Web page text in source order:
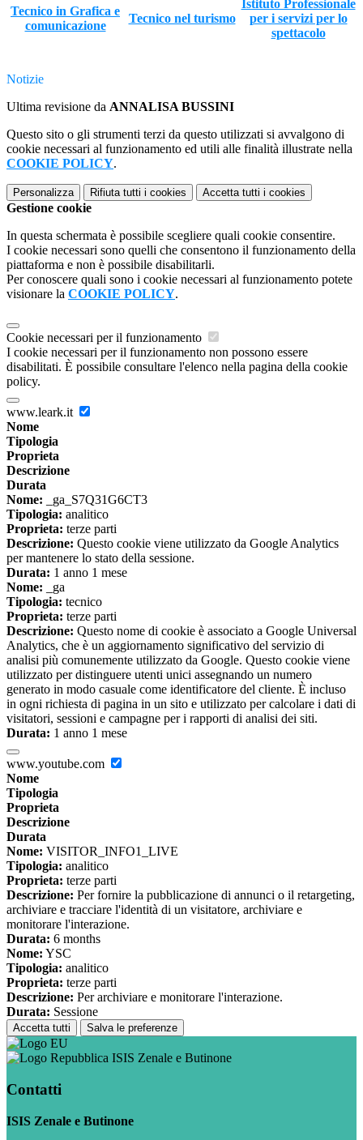
Tecnico in Grafica e
comunicazione
Tecnico nel turismo
Istituto Professionale
per i servizi per lo
spettacolo
Notizie
Ultima revisione da ANNALISA BUSSINI
Questo sito o gli strumenti terzi da questo utilizzati si avvalgono di
cookie necessari al funzionamento ed utili alle finalità illustrate nella
COOKIE POLICY.
Personalizza Rifiuta tutti i cookies Accetta tutti i cookies
Gestione cookie
In questa schermata è possibile scegliere quali cookie consentire.
I cookie necessari sono quelli che consentono il funzionamento della
piattaforma e non è possibile disabilitarli.
Per conoscere quali sono i cookie necessari al funzionamento potete
visionare la COOKIE POLICY.
Cookie necessari per il funzionamento
I cookie necessari per il funzionamento non possono essere
disabilitati. È possibile consultare l'elenco nella pagina della cookie
policy.
www.leark.it
Nome
Tipologia
Proprieta
Descrizione
Durata
Nome: _ga_S7Q31G6CT3
Tipologia: analitico
Proprieta: terze parti
Descrizione: Questo cookie viene utilizzato da Google Analytics
per mantenere lo stato della sessione.
Durata: 1 anno 1 mese
Nome: _ga
Tipologia: tecnico
Proprieta: terze parti
Descrizione: Questo nome di cookie è associato a Google Universal
Analytics, che è un aggiornamento significativo del servizio di
analisi più comunemente utilizzato da Google. Questo cookie viene
utilizzato per distinguere utenti unici assegnando un numero
generato in modo casuale come identificatore del cliente. È incluso
in ogni richiesta di pagina in un sito e utilizzato per calcolare i dati di
visitatori, sessioni e campagne per i rapporti di analisi dei siti.
Durata: 1 anno 1 mese
www.youtube.com
Nome
Tipologia
Proprieta
Descrizione
Durata
Nome: VISITOR_INFO1_LIVE
Tipologia: analitico
Proprieta: terze parti
Descrizione: Per fornire la pubblicazione di annunci o il retargeting,
archiviare e tracciare l'identità di un visitatore, archiviare e
monitorare l'interazione.
Durata: 6 months
Nome: YSC
Tipologia: analitico
Proprieta: terze parti
Descrizione: Per archiviare e monitorare l'interazione.
Durata: Sessione
Accetta tutti Salva le preferenze
ISIS Zenale e Butinone
Contatti
ISIS Zenale e Butinone